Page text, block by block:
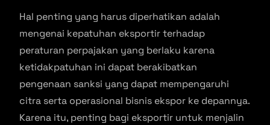
Hal penting yang harus diperhatikan adalah
mengenai kepatuhan eksportir terhadap
peraturan perpajakan yang berlaku karena
ketidakpatuhan ini dapat berakibatkan
pengenaan sanksi yang dapat mempengaruhi
citra serta operasional bisnis ekspor ke depannya.
Karena itu, penting bagi eksportir untuk menjalin